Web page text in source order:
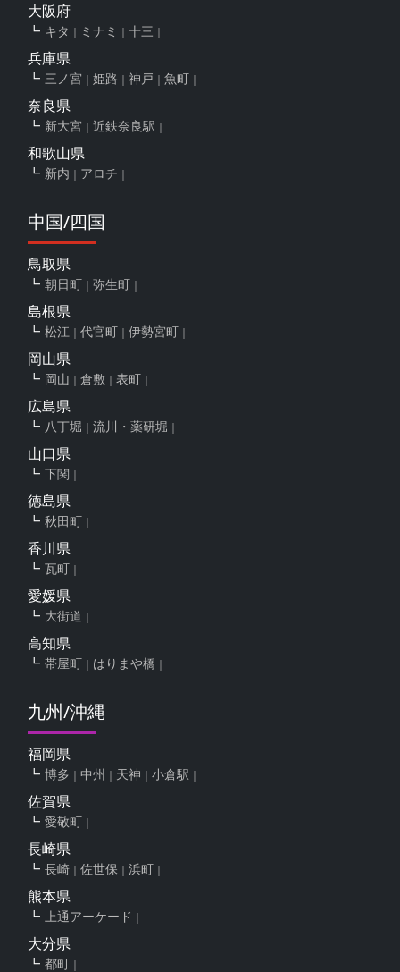
大阪府
キタ ミナミ 十三
兵庫県
三ノ宮 姫路 神戸 魚町
奈良県
新大宮 近鉄奈良駅
和歌山県
新内 アロチ
中国/四国
鳥取県
朝日町 弥生町
島根県
松江 代官町 伊勢宮町
岡山県
岡山 倉敷 表町
広島県
八丁堀 流川・薬研堀
山口県
下関
徳島県
秋田町
香川県
瓦町
愛媛県
大街道
高知県
帯屋町 はりまや橋
九州/沖縄
福岡県
博多 中州 天神 小倉駅
佐賀県
愛敬町
長崎県
長崎 佐世保 浜町
熊本県
上通アーケード
大分県
都町